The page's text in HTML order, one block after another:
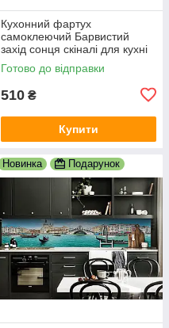
Кухонний фартух
самоклеючий Барвистий
захід сонця скіналі для кухні
наклейка ПВХ колони море
корабель 600х2000 мм
Готово до відправки
510 ₴
Купити
Новинка Подарунок